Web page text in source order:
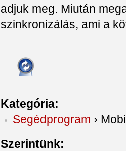
adjuk meg. Miután
szinkronizálás, ami a
Kategória:
Segédprogram ›
Szerintünk: